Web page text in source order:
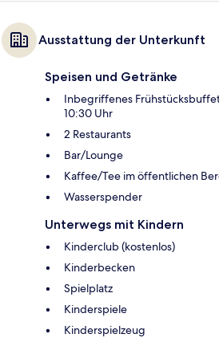
Ausstattung der Unterkunft
Speisen und Getränke
Inbegriffenes
10:30 Uhr
2 Restaurants
Bar/Lounge
Kaffee/Tee im öffentlichen
Wasserspender
Unterwegs mit Kindern
Kinderclub (kostenlos)
Kinderbecken
Spielplatz
Kinderspiele
Kinderspielzeug